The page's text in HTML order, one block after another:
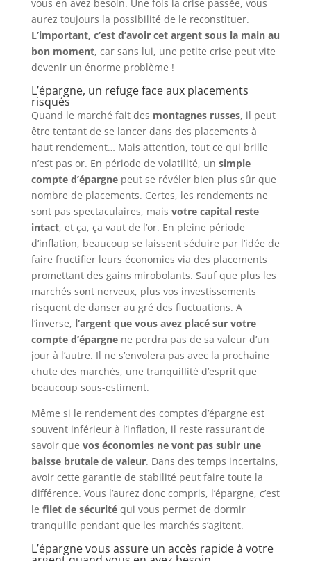
vous en avez besoin. Une fois la crise passée, vous
aurez toujours la possibilité de le reconstituer.
L’important, c’est d’avoir cet argent sous la main au
bon moment, car sans lui, une petite crise peut vite
devenir un énorme problème !
L’épargne, un refuge face aux placements
risqués
Quand le marché fait des montagnes russes, il peut
être tentant de se lancer dans des placements à
haut rendement… Mais attention, tout ce qui brille
n’est pas or. En période de volatilité, un simple
compte d’épargnepeut se révéler bien plus sûr que
nombre de placements. Certes, les rendements ne
sont pas spectaculaires, mais votre capital reste
intact, et ça, ça vaut de l’or. En pleine période
d’inflation, beaucoup se laissent séduire par l’idée de
faire fructifier leurs économies via des placements
promettant des gains mirobolants. Sauf que plus les
marchés sont nerveux, plus vos investissements
risquent de danser au gré des fluctuations. A
l’inverse, l’argent que vous avez placé sur votre
compte d’épargnene perdra pas de sa valeur d’un
jour à l’autre. Il ne s’envolera pas avec la prochaine
chute des marchés, une tranquillité d’esprit que
beaucoup sous-estiment.
Même si le rendement des comptes d’épargne est
souvent inférieur à l’inflation, il reste rassurant de
savoir que vos économies ne vont pas subir une
baisse brutale de valeur. Dans des temps incertains,
avoir cette garantie de stabilité peut faire toute la
différence. Vous l’aurez donc compris, l’épargne, c’est
le filet de sécuritéqui vous permet de dormir
tranquille pendant que les marchés s’agitent.
L’épargne vous assure un accès rapide à votre